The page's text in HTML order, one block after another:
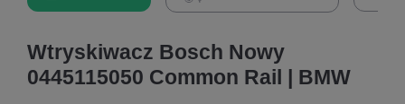
Wtryskiwacz Bosch Nowy
0445115050 Common Rail | BMW